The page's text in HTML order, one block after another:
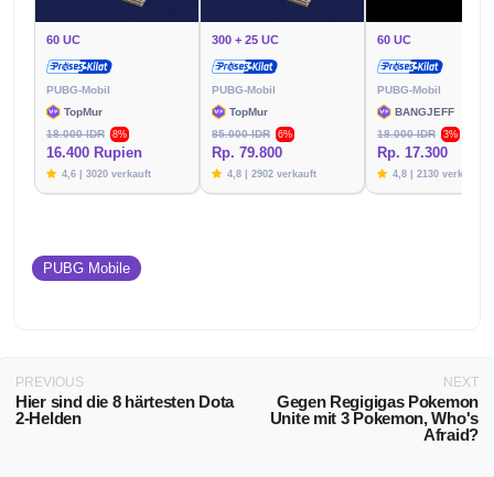
60 UC
PUBG-Mobil
TopMur
18.000 IDR
8%
16.400 Rupien
4,6 | 3020 verkauft
300 + 25 UC
PUBG-Mobil
TopMur
85.000 IDR
6%
Rp. 79.800
4,8 | 2902 verkauft
60 UC
PUBG-Mobil
BANGJEFF
18.000 IDR
3%
Rp. 17.300
4,8 | 2130 verkauft
PUBG Mobile
PREVIOUS
Hier sind die 8 härtesten Dota
2-Helden
NEXT
Gegen Regigigas Pokemon
Unite mit 3 Pokemon, Who's
Afraid?